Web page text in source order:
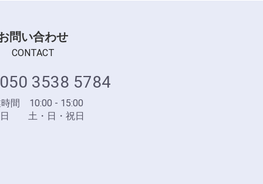
問い合わせ
CONTACT
3538 5784
間 10:00 - 15:00
日 土・日・祝日